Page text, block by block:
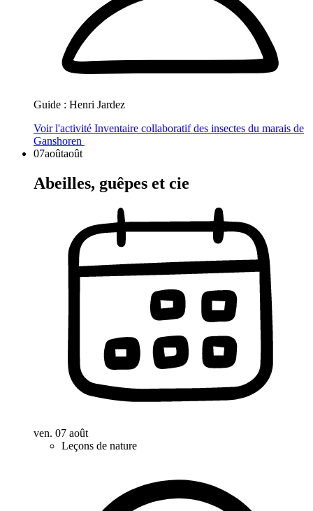
Guide : Henri Jardez
Voir l'activité Inventaire collaboratif des insectes du marais de
Ganshoren
07aoûtaoût
Abeilles, guêpes et cie
ven. 07 août
Leçons de nature